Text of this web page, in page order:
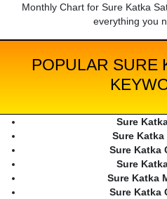
Monthly Chart for Sure Katka
everything you
POPULAR SURE
Sure
Sure
Sure Katka
Sure
Sure Katka
Sure Katka